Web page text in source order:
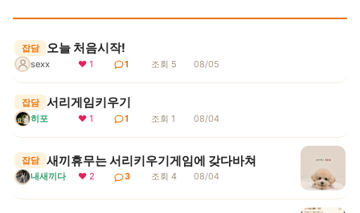
잡담 오늘 처음시작!
sexx ❤ 1 1 조회 5 08/05
잡담 서리게임키우기
히포 ❤ 1 1 조회 1 08/04
잡담 새끼휴무는 서리키우기게임에 갖다바쳐
내새끼다 ❤ 2 3 조회 4 08/04